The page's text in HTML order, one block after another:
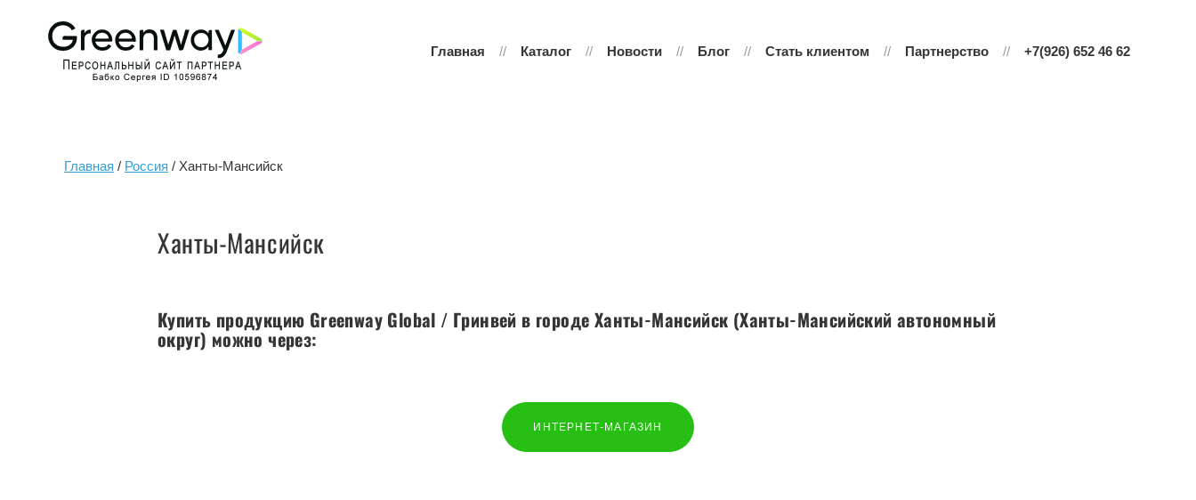
Главная Каталог Новости Блог Стать клиентом Партнерство +7(926) 652 46 62
Главная / Россия / Ханты-Мансийск
Ханты-Мансийск
Купить продукцию Greenway Global / Гринвей в городе Ханты-Мансийск (Ханты-Мансийский автономный
округ) можно через:
ИНТЕРНЕТ-МАГАЗИН